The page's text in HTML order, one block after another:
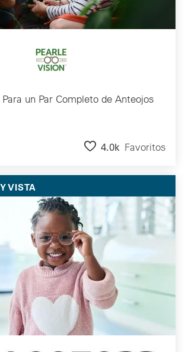
un Par Completo de Anteojos
4.0k Favoritos
VISTA